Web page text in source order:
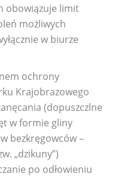
obowiązuje limit
możliwych
w biurze
ochrony
Krajobrazowego
(dopuszczlne
w formie gliny
bezkręgowców –
„dzikuny”)
po odłowieniu